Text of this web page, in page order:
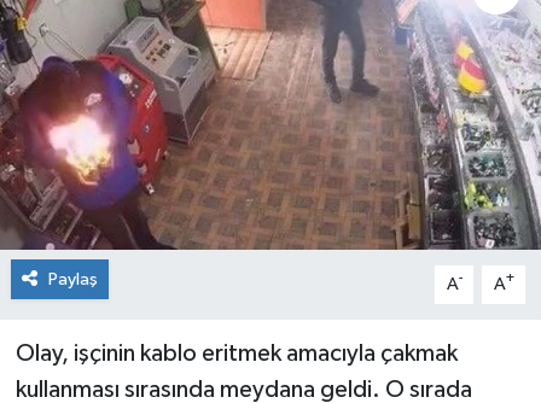
Paylaş A- A+
Olay, işçinin kablo eritmek amacıyla çakmak
kullanması sırasında meydana geldi. O sırada
KİĞI
MERKEZ
RESMİ İLANLAR
SAĞLIK
SİYASET
SOLHAN